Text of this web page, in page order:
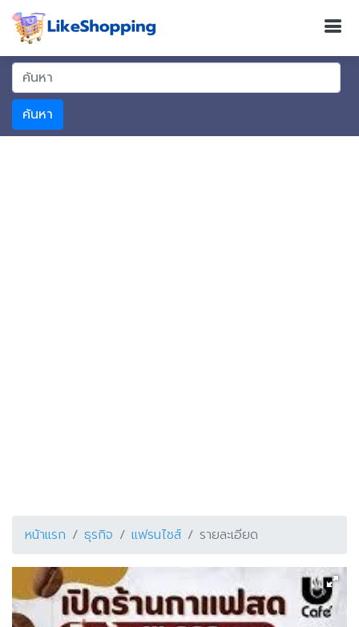
ค้นหา
หน้าแรก ธุรกิจ แฟรนไชส์ รายละเอียด